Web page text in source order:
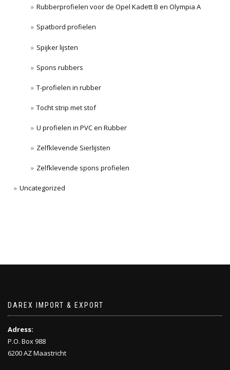
Rubberprofielen voor de Opel Kadett B en Olympia A
Spatbord profielen
Spijker lijsten
Spons rubbers
T-profielen in rubber
Tocht strip met stof
U profielen in PVC en Rubber
Zelfklevende Sierlijsten
Zelfklevende spons profielen
Uncategorized
DAREX IMPORT & EXPORT
Adress:
P.O. Box 988
6200 AZ Maastricht